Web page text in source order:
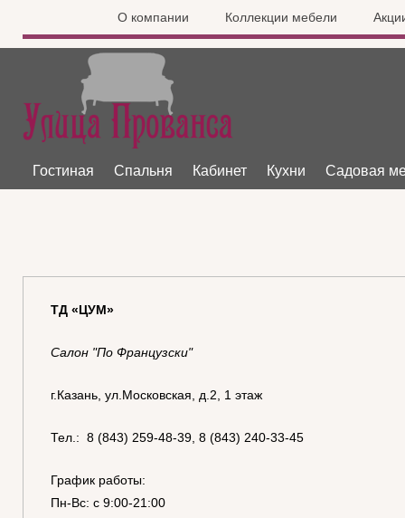
О компании Коллекции мебели
Гостиная Спальня Кабинет Кухни Садовая
ТД «ЦУМ»
Салон "По Французски"
г.Казань, ул.Московская, д.2, 1 этаж
Тел.: 8 (843) 259-48-39, 8 (843) 240-33-45
График работы:
Пн-Вс: с 9:00-21:00